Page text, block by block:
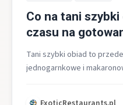
Co na tani
czasu na
Tani szybki obiad to
jednogarnkowe i